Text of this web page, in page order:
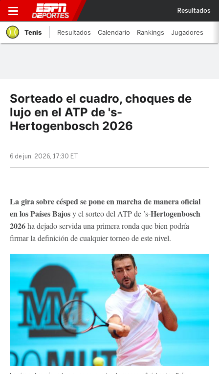
Resultados
Tenis Resultados Calendario Rankings Jugadores
Sorteado el cuadro, choques de
lujo en el ATP de 's-
Hertogenbosch 2026
6 de jun, 2026, 17:30 ET
La gira sobre césped se pone en marcha de manera oficial
en los Países Bajosy el sorteo del ATP de ’s-Hertogenbosch
2026ha dejado servida una primera ronda que bien podría
firmar la definición de cualquier torneo de este nivel.